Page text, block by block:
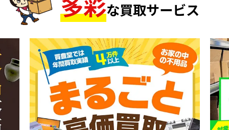
な買取サービス